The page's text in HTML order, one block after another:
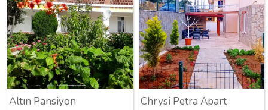
Altın Pansiyon Chrysi Petra Apart